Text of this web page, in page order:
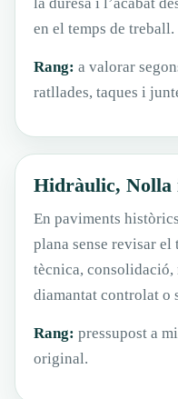
en el temps de treball.
Rang: a valorar
ratllades, taques i
Hidràulic, Nolla
En paviments
plana sense revisar
tècnica,
diamantat controlat o
Rang: pressupost a
original.